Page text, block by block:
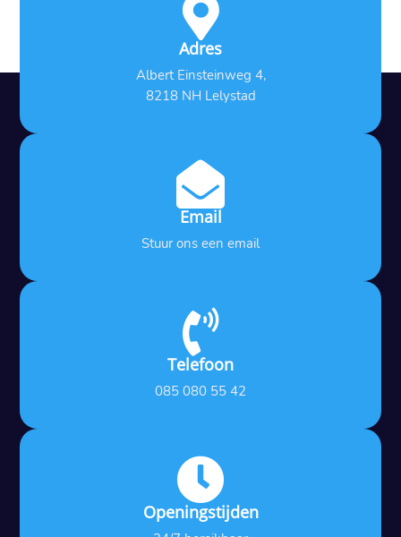

Adres
Albert Einsteinweg 4,
8218 NH Lelystad

Email
Stuur ons een email

Telefoon
085 080 55 42

Openingstijden